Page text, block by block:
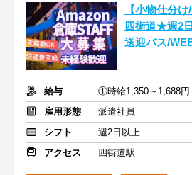
【小物仕分
四街道★週2
送迎バス/
給与
①時給1,350～1,688円
雇用形態
派遣社員
シフト
週2日以上
アクセス
四街道駅